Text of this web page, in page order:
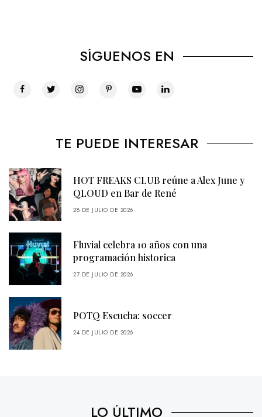
SÍGUENOS EN
TE PUEDE INTERESAR
HOT FREAKS CLUB reúne a Alex June y
QLOUD en Bar de René
28 DE JULIO DE 2026
Fluvial celebra 10 años con una
programación historica
27 DE JULIO DE 2026
POTQ Escucha: soccer
24 DE JULIO DE 2026
LO ÚLTIMO